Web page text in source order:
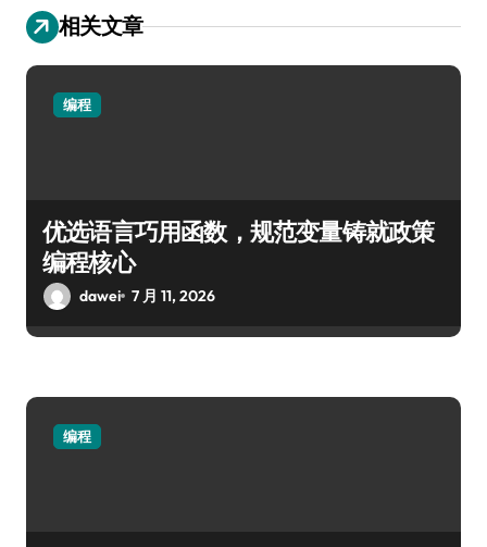
相关文章
编程
优选语言巧用函数，规范变量铸就政策
编程核心
dawei 7 月 11, 2026
编程